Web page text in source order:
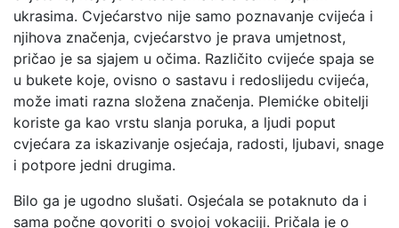
ukrasima. Cvjećarstvo nije samo poznavanje cvijeća i
njihova značenja, cvjećarstvo je prava umjetnost,
pričao je sa sjajem u očima. Različito cvijeće spaja se
u bukete koje, ovisno o sastavu i redoslijedu cvijeća,
može imati razna složena značenja. Plemićke obitelji
koriste ga kao vrstu slanja poruka, a ljudi poput
cvjećara za iskazivanje osjećaja, radosti, ljubavi, snage
i potpore jedni drugima.
Bilo ga je ugodno slušati. Osjećala se potaknuto da i
sama počne govoriti o svojoj vokaciji. Pričala je o